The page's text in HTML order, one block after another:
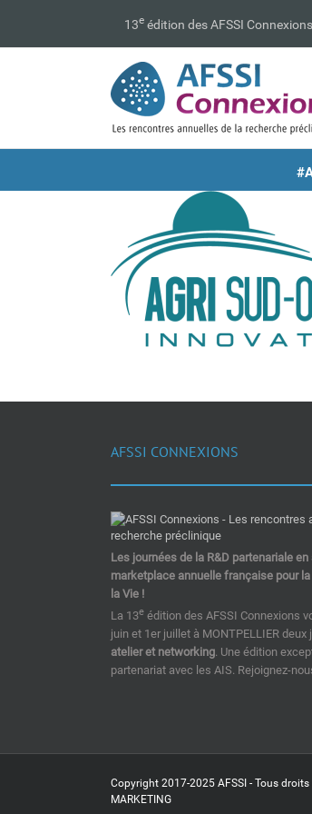
13e édition des AFSSI Connexions
AFSSI CONNEXIONS
Les journées de la R&D partenariale
marketplace annuelle française pour
la Vie !
La 13e édition des AFSSI Connexions
juin et 1er juillet à MONTPELLIER deux
atelier et networking. Une édition
partenariat avec les AIS. Rejoignez-
Copyright 2017-2025 AFSSI - Tous droits
MARKETING